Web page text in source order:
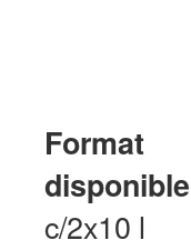
Format
disponible
c/2x10 l